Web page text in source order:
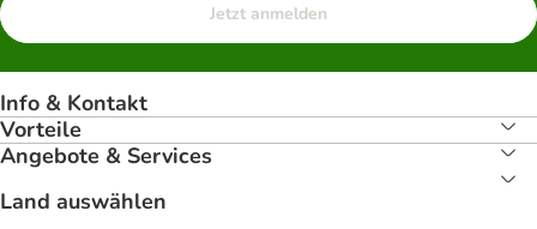
Jetzt anmelden
Info & Kontakt
Vorteile
Angebote & Services
Land auswählen